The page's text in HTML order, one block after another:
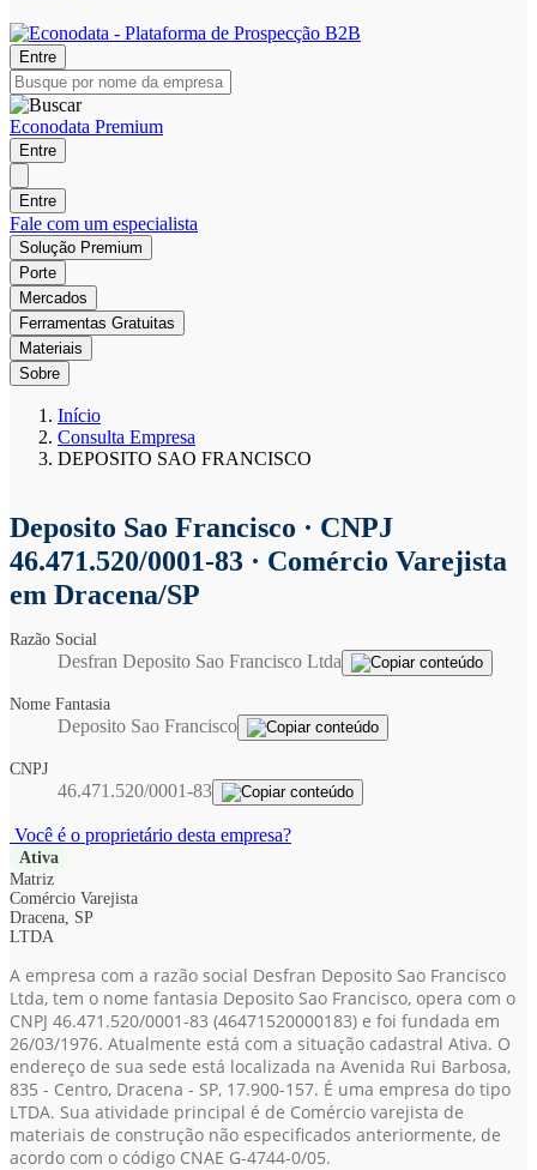
Entre
Econodata Premium
Entre
Entre
Fale com um especialista
Solução Premium
Porte
Mercados
Ferramentas Gratuitas
Materiais
Sobre
Início
Consulta Empresa
DEPOSITO SAO FRANCISCO
Deposito Sao Francisco · CNPJ
46.471.520/0001-83 · Comércio Varejista
em Dracena/SP
Razão Social
Desfran Deposito Sao Francisco Ltda
Nome Fantasia
Deposito Sao Francisco
CNPJ
46.471.520/0001-83
Você é o proprietário desta empresa?
Ativa
Matriz
Comércio Varejista
Dracena, SP
LTDA
A empresa com a razão social Desfran Deposito Sao Francisco
Ltda, tem o nome fantasia Deposito Sao Francisco, opera com o
CNPJ 46.471.520/0001-83 (46471520000183) e foi fundada em
26/03/1976. Atualmente está com a situação cadastral Ativa. O
endereço de sua sede está localizada na Avenida Rui Barbosa,
835 - Centro, Dracena - SP, 17.900-157. É uma empresa do tipo
LTDA. Sua atividade principal é de Comércio varejista de
materiais de construção não especificados anteriormente, de
acordo com o código CNAE G-4744-0/05.